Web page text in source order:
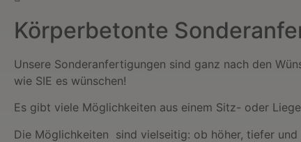
Körperbetonte
Unsere Sonderanfertigungen sind ganz nach den
wie SIE es wünschen!
Es gibt viele Möglichkeiten aus einem Sitz- oder
Die Möglichkeiten sind vielseitig: ob höher, tiefer